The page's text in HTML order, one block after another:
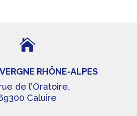

RHÔNE-ALPES
de l’Oratoire,
Caluire